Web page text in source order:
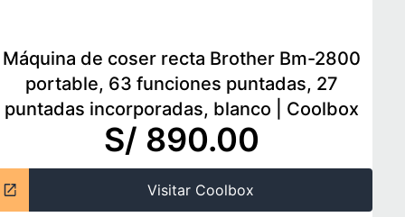
Máquina de coser recta Brother Bm-2800
portable, 63 funciones puntadas, 27
puntadas incorporadas, blanco
Coolbox
S/ 890.00
Visitar Coolbox